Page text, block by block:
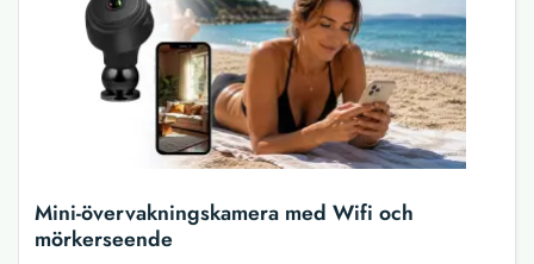
Mini-övervakningskamera med Wifi och
mörkerseende